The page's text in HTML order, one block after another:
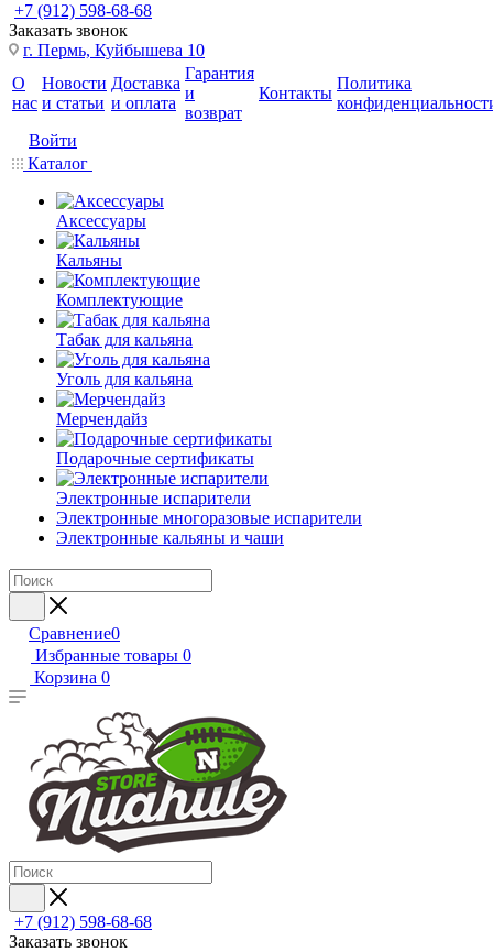
+7 (912) 598-68-68
Заказать звонок
г. Пермь, Куйбышева 10
О
нас
Новости
и статьи
Доставка
и оплата
Гарантия
и
возврат
Контакты
Политика
Войти
Каталог
Аксессуары
Кальяны
Комплектующие
Табак для кальяна
Уголь для кальяна
Мерчендайз
Подарочные сертификаты
Электронные испарители
Электронные многоразовые испарители
Электронные кальяны и чаши
Сравнение0
Избранные товары 0
Корзина 0
+7 (912) 598-68-68
Заказать звонок